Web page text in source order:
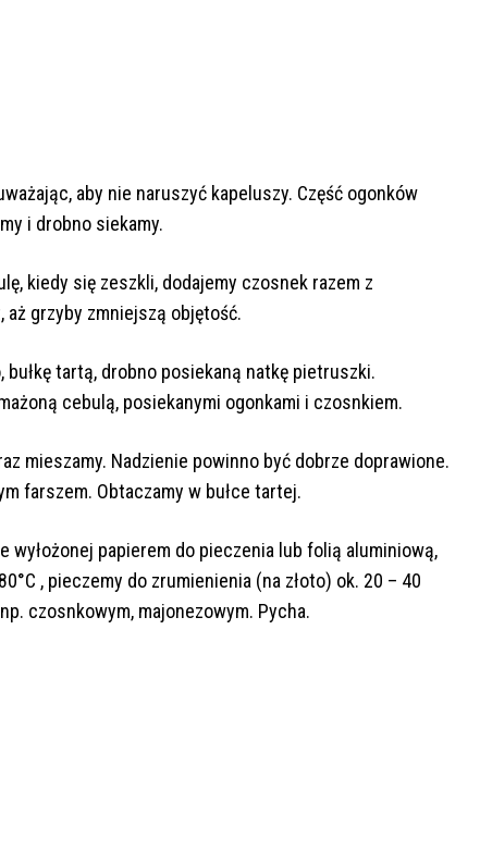
aby nie naruszyć kapeluszy. Część ogonków
i drobno siekamy.
kiedy się zeszkli, dodajemy czosnek razem z
aż grzyby zmniejszą objętość.
tartą, drobno posiekaną natkę pietruszki.
cebulą, posiekanymi ogonkami i czosnkiem.
mieszamy. Nadzienie powinno być dobrze doprawione.
farszem. Obtaczamy w bułce tartej.
wyłożonej papierem do pieczenia lub folią aluminiową,
, pieczemy do zrumienienia (na złoto) ok. 20 – 40
czosnkowym, majonezowym. Pycha.